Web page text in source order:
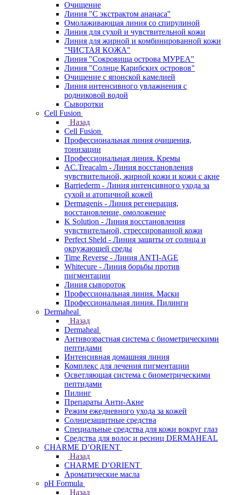
Очищение
Линия "С экстрактом ананаса"
Омолаживающая линия со спирулиной
Линия для сухой и чувствительной кожи
Линия для жирной и комбинированной кожи
"ЧИСТАЯ КОЖА"
Линия "Сокровища острова МУРЕА"
Линия "Солнце Карибских островов"
Очищение с японской камелией
Линия интенсивного увлажнения с
родниковой водой
Сыворотки
Cell Fusion
Назад
Cell Fusion
Профессиональная линия очищения,
тонизации
Профессиональная линия. Кремы
AC.Treacalm - Линия восстановления
чувствительной, жирной кожи и кожи с акне
Barriederm - Линия интенсивного ухода за
сухой и атопичной кожей
Dermagenis - Линия регенерация,
восстановление, омоложение
K Solution - Линия восстановления
чувствительной, стрессированной кожи
Perfect Sheld - Линия защиты от солнца и
окружающей среды
Time Reverse - Линия ANTI-AGE
Whitecure - Линия борьбы против
пигментации
Линия сывороток
Профессиональная линия. Маски
Профессиональная линия. Пилинги
Dermaheal
Назад
Dermaheal
Антивозрастная система с биометрическими
пептидами
Интенсивная домашняя линия
Комплекс для лечения пигментации
Осветляющая система с биометрическими
пептидами
Пилинг
Препараты Анти-Акне
Режим ежедневного ухода за кожей
Солнцезащитные средства
Специальные средства для кожи вокруг глаз
Средства для волос и ресниц DERMAHEAL
CHARME D’ORIENT
Назад
CHARME D’ORIENT
Ароматические масла
pH Formula
Назад